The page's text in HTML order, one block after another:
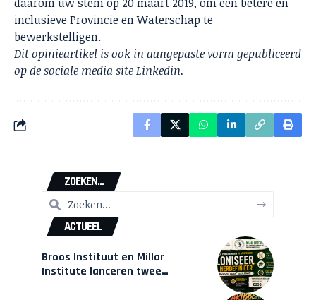
inclusieve Provincie en Waterschap te
bewerkstelligen.
Dit opinieartikel is ook in aangepaste vorm gepubliceerd
op de sociale media siteLinkedin.
ZOEKEN...
ACTUEEL
Broos Instituut en Millar
Institute lanceren twee